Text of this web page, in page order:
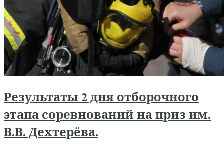
Результаты 2 дня отборочного
этапа соревнований на приз им.
В.В. Дехтерёва.